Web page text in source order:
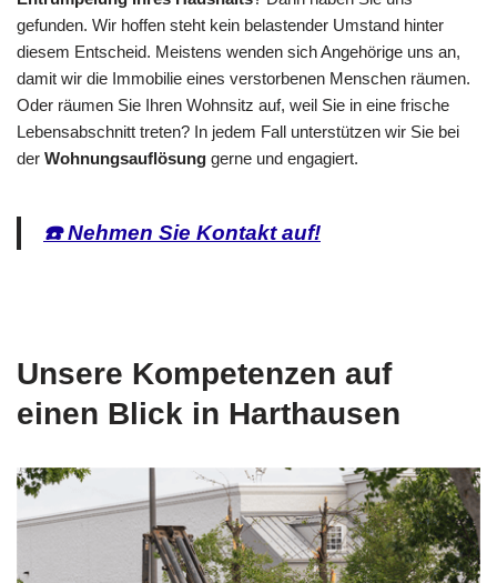
gefunden. Wir hoffen steht kein belastender Umstand hinter
diesem Entscheid. Meistens wenden sich Angehörige uns an,
damit wir die Immobilie eines verstorbenen Menschen räumen.
Oder räumen Sie Ihren Wohnsitz auf, weil Sie in eine frische
Lebensabschnitt treten? In jedem Fall unterstützen wir Sie bei
der Wohnungsauflösung gerne und engagiert.
☎️ Nehmen Sie Kontakt auf!
Unsere Kompetenzen auf
einen Blick in Harthausen